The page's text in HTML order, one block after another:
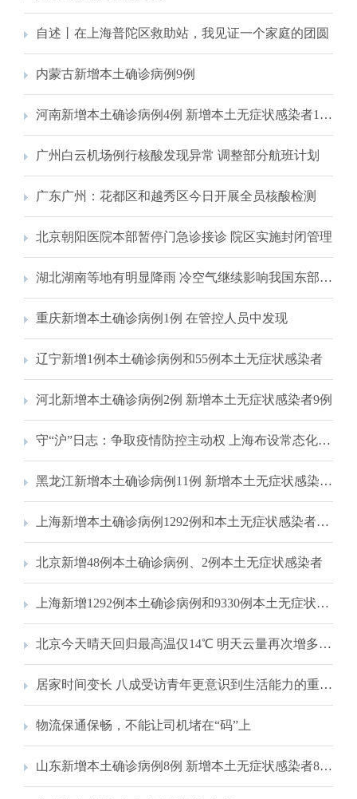
自述丨在上海普陀区救助站，我见证一个家庭的团圆
内蒙古新增本土确诊病例9例
河南新增本土确诊病例4例 新增本土无症状感染者13例
广州白云机场例行核酸发现异常 调整部分航班计划
广东广州：花都区和越秀区今日开展全员核酸检测
北京朝阳医院本部暂停门急诊接诊 院区实施封闭管理
湖北湖南等地有明显降雨 冷空气继续影响我国东部地区
重庆新增本土确诊病例1例 在管控人员中发现
辽宁新增1例本土确诊病例和55例本土无症状感染者
河北新增本土确诊病例2例 新增本土无症状感染者9例
守“沪”日志：争取疫情防控主动权 上海布设常态化核酸采样点
黑龙江新增本土确诊病例11例 新增本土无症状感染者7例
上海新增本土确诊病例1292例和本土无症状感染者9330例
北京新增48例本土确诊病例、2例本土无症状感染者
上海新增1292例本土确诊病例和9330例本土无症状感染者
北京今天晴天回归最高温仅14℃ 明天云量再次增多气温上升
居家时间变长 八成受访青年更意识到生活能力的重要性
物流保通保畅，不能让司机堵在“码”上
山东新增本土确诊病例8例 新增本土无症状感染者84例